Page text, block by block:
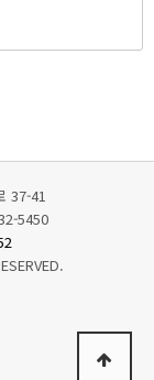
37-41
5450